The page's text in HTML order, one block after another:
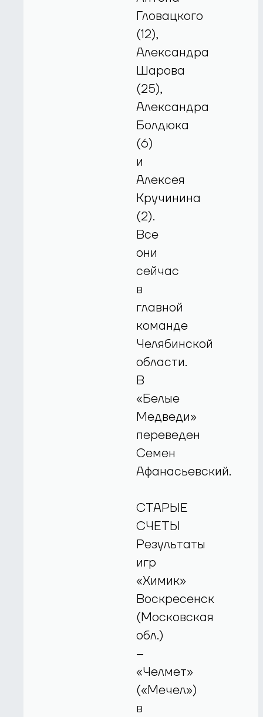
Гловацкого
(12),
Александра
Шарова
(25),
Александра
Болдюка
(6)
и
Алексея
Кручинина
(2).
Все
они
сейчас
в
главной
команде
Челябинской
области.
В
«Белые
Медведи»
переведен
Семен
Афанасьевский.
СТАРЫЕ
СЧЕТЫ
Результаты
игр
«Химик»
Воскресенск
(Московская
обл.)
–
«Челмет»
(«Мечел»)
в